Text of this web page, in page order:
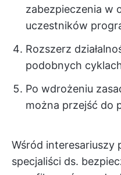
zabezpieczenia w
uczestników
Rozszerz
podobnych
Po wdrożeniu
można przejść do
Wśród interesariuszy
specjaliści ds.